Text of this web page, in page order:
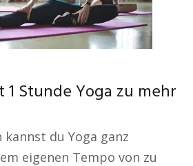
Stunde Yoga zu mehr
du Yoga ganz
eigenen Tempo von zu